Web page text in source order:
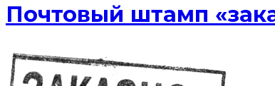
Почтовый штамп